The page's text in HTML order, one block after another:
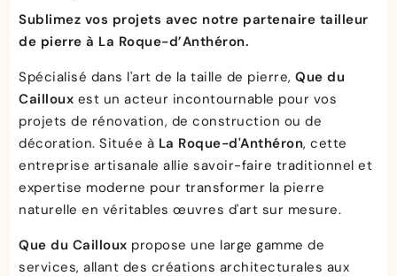
Sublimez vos projets avec notre partenaire tailleur
de pierre à La Roque-d’Anthéron.
Spécialisé dans l'art de la taille de pierre,Que du
Cailloux est un acteur incontournable pour vos
projets de rénovation, de construction ou de
décoration. Située à La Roque-d'Anthéron, cette
entreprise artisanale allie savoir-faire traditionnel et
expertise moderne pour transformer la pierre
naturelle en véritables œuvres d'art sur mesure.
Que du Cailloux propose une large gamme de
services, allant des créations architecturales aux